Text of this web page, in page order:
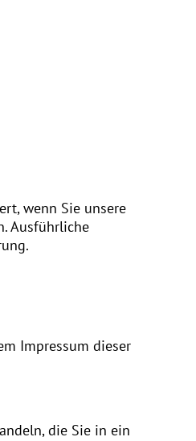
wenn Sie unsere
Ausführliche
Impressum dieser
die Sie in ein